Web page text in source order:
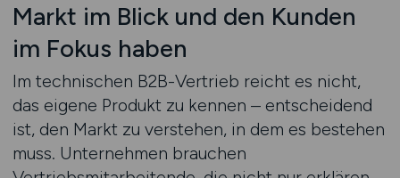
Markt im Blick und den Kunden
im Fokus haben
Im technischen B2B-Vertrieb reicht es nicht,
das eigene Produkt zu kennen – entscheidend
ist, den Markt zu verstehen, in dem es bestehen
muss. Unternehmen brauchen